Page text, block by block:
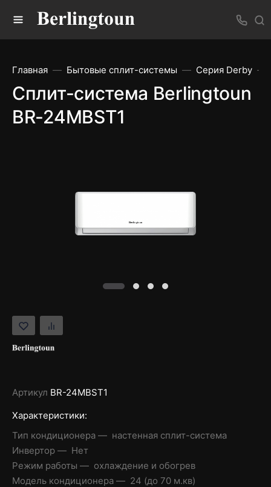
Главная Бытовые сплит-системы Серия Derby
Сплит-система Berlingtoun
BR-24MBST1
Артикул BR-24MBST1
Характеристики:
Тип кондиционера
настенная сплит-система
Инвертор
Нет
Режим работы
охлаждение и обогрев
Модель кондиционера
24 (до 70 м.кв)